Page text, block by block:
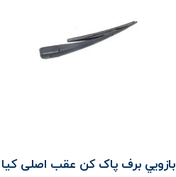
بازويي برف پاک کن عقب اصلی کیا